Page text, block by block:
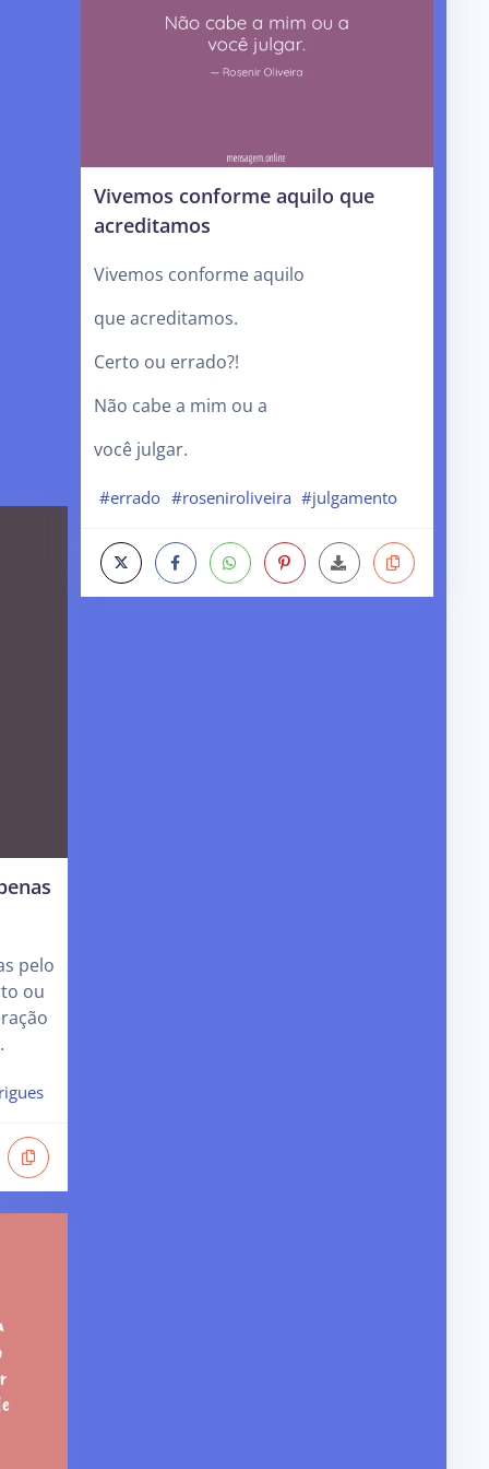
pelo
ou
Vivemos conforme aquilo que
acreditamos
Vivemos conforme aquilo
que acreditamos.
Certo ou errado?!
Não cabe a mim ou a
você julgar.
#errado #roseniroliveira #julgamento